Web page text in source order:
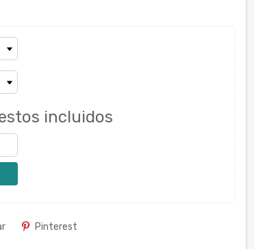
incluidos
Pinterest